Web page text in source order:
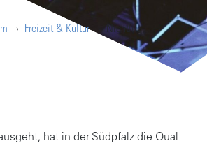
Freizeit & Kultur Nightlife
hat in der Südpfalz die Qual